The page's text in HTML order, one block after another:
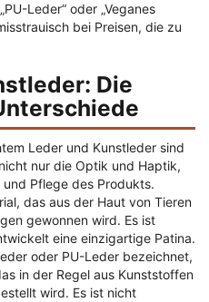
Leder“ oder „Veganes
bei Preisen, die zu
Die
Leder und Kunstleder sind
nur die Optik und Haptik,
Pflege des Produkts.
das aus der Haut von Tieren
gewonnen wird. Es ist
eine einzigartige Patina.
oder PU-Leder bezeichnet,
in der Regel aus Kunststoffen
wird. Es ist nicht